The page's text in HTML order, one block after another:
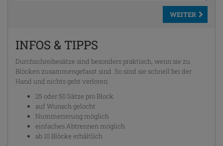
WEITER
INFOS & TIPPS
Durchschreibesätze sind besonders praktisch, wenn sie zu
Blöcken zusammengefasst sind. So sind sie schnell bei der
Hand und nichts geht verloren.
25 oder 50 Sätze pro Block
auf Wunsch gelocht
Nummerierung möglich
einfaches Abtrennen möglich
ab 10 Blöcke erhältlich